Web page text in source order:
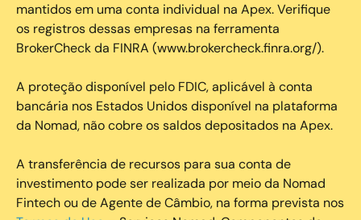
mantidos em uma conta individual na Apex. Verifique
os registros dessas empresas na ferramenta
BrokerCheck da FINRA (www.brokercheck.finra.org/).
A proteção disponível pelo FDIC, aplicável à conta
bancária nos Estados Unidos disponível na plataforma
da Nomad, não cobre os saldos depositados na Apex.
A transferência de recursos para sua conta de
investimento pode ser realizada por meio da Nomad
Fintech ou de Agente de Câmbio, na forma prevista nos